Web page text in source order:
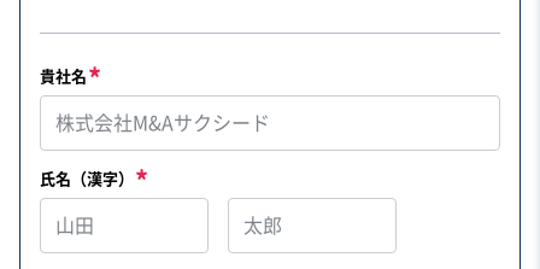
貴社名
氏名（漢字）